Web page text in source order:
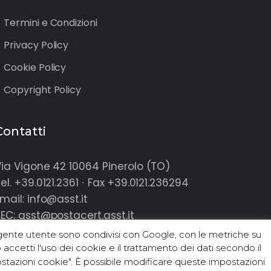
Termini e Condizioni
Privacy Policy
Cookie Policy
Copyright Policy
Vigone 42 10064 Pinerolo (TO)
+39.0121.2361 ∙ Fax +39.0121.236294
info@asst.it
asst@postacert.asst.it
utente sono condivisi con Google, con le metriche su
accetti l'uso dei cookie e il trattamento dei dati secondo il
cookie". È possibile modificare queste impostazioni